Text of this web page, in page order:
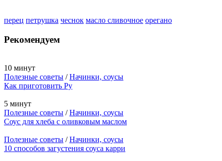
перец петрушка чеснок масло сливочное орегано
Рекомендуем
10 минут
Полезные советы /Начинки, соусы
Как приготовить Ру
5 минут
Полезные советы /Начинки, соусы
Соус для хлеба с оливковым маслом
Полезные советы /Начинки, соусы
10 способов загустения соуса карри